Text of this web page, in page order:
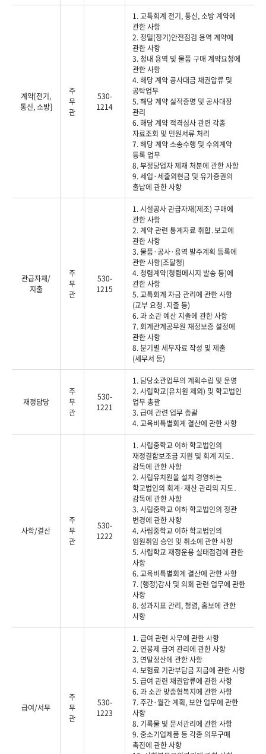
계약[전기,
통신, 소방]
주
무
관
530-
1214
1. 교특회계 전기, 통신, 소방 계약에
관한 사항
2. 정밀(정기)안전점검 용역 계약에
관한 사항
3. 청내 용역 및 물품 구매 계약요청에
관한 사항
4. 해당 계약 공사대금 채권압류 및
공탁업무
5. 해당 계약 실적증명 및 공사대장
관리
6. 해당 계약 적격심사 관련 각종
자료조회 및 민원서류 처리
7. 해당 계약 소송수행 및 수의계약
등록 업무
8. 부정당업자 제재 처분에 관한 사항
9. 세입·세출외현금 및 유가증권의
출납에 관한 사항
관급자재/
지출
주
무
관
530-
1215
1. 시설공사 관급자재(제조) 구매에
관한 사항
2. 계약 관련 통계자료 취합․보고에
관한 사항
3. 물품·공사·용역 발주계획 등록에
관한 사항(조달청)
4. 청렴계약(청렴메시지 발송 등)에
관한 사항
5. 교특회계 자금 관리에 관한 사항
(교부 요청․지출 등)
6. 과 소관 예산 지출에 관한 사항
7. 회계관계공무원 재정보증 설정에
관한 사항
8. 분기별 세무자료 작성 및 제출
(세무서 등)
재정담당
주
무
관
530-
1221
1. 담당소관업무의 계획수립 및 운영
2. 사립학교(유치원 제외) 및 학교법인
업무 총괄
3. 급여 관련 업무 총괄
4. 교육비특별회계 결산에 관한 사항
사학/결산
주
무
관
530-
1222
1. 사립중학교 이하 학교법인의
재정결함보조금 지원 및 회계 지도․
감독에 관한 사항
2. 사립유치원을 설치 경영하는
학교법인의 회계·재산 관리의 지도․
감독에 관한 사항
3. 사립중학교 이하 학교법인의 정관
변경에 관한 사항
4. 사립중학교 이하 학교법인의
임원취임 승인 및 취소에 관한 사항
5. 사립학교 재정운용 실태점검에 관한
사항
6. 교육비특별회계 결산에 관한 사항
7. (행정)감사 및 의회 관련 업무에 관한
사항
8. 성과지표 관리, 청렴, 홍보에 관한
사항
급여/서무
주
무
관
530-
1223
1. 급여 관련 사무에 관한 사항
2. 연봉제 급여 관리에 관한 사항
3. 연말정산에 관한 사항
4. 보험료 기관부담금 지급에 관한 사항
5. 급여 관련 채권압류에 관한 사항
6. 과 소관 맞춤형복지에 관한 사항
7. 주간·월간 계획, 보안 업무에 관한
사항
8. 기록물 및 문서관리에 관한 사항
9. 중소기업제품 등 각종 의무구매
촉진에 관한 사항